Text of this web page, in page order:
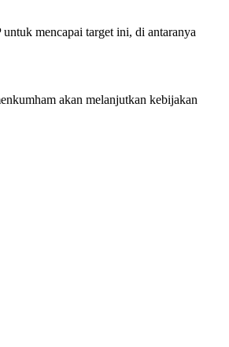
mencapai target ini, di antaranya
akan melanjutkan kebijakan